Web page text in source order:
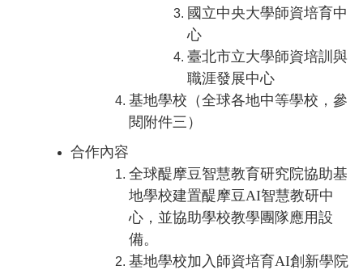
國立中央大學師資培育中
心
臺北市立大學師資培訓與
職涯發展中心
基地學校（全球各地中等學校，參
閱附件三）
合作內容
全球醍摩豆智慧教育研究院協助基
地學校建置醍摩豆AI智慧教研中
心，並協助學校教學團隊應用設
備。
基地學校加入師資培育AI創新學院